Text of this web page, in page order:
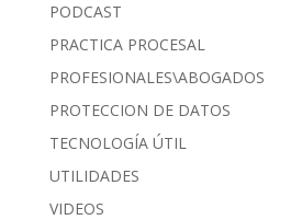
PODCAST
PRACTICA PROCESAL
PROFESIONALES\ABOGADOS
PROTECCION DE DATOS
TECNOLOGÍA ÚTIL
UTILIDADES
VIDEOS